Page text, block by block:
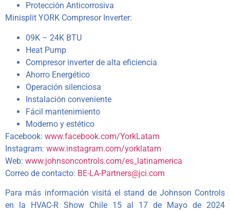
Protección Anticorrosiva
Minisplit YORK Compresor Inverter:
09K – 24K BTU
Heat Pump
Compresor inverter de alta eficiencia
Ahorro Energético
Operación silenciosa
Instalación conveniente
Fácil mantenimiento
Moderno y estético
Facebook: www.facebook.com/YorkLatam
Instagram: www.instagram.com/yorklatam
Web: www.johnsoncontrols.com/es_latinamerica
Correo de contacto: BE-LA-Partners@jci.com
Para más información visitá el stand de Johnson Controls
en la HVAC-R Show Chile 15 al 17 de Mayo de 2024